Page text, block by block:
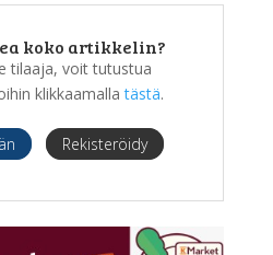
koko artikkelin?
tilaaja, voit tutustua
klikkaamallatästä.
Rekisteröidy